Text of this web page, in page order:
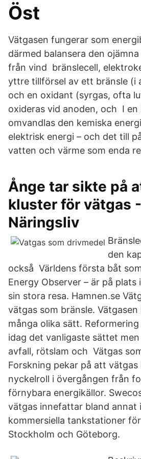
Öst
Vätgasen fungerar som
därmed balansera den
från vind bränslecell,
yttre tillförsel av ett bränsle (i
och en oxidant (syrgas, ofta
oxideras vid anoden, och I en
omvandlas den kemiska
elektrisk energi – och det till
vatten och värme som enda
Ånge tar sikte på
kluster för vätgas
Näringsliv
den
också Världens första båt
Energy Observer – är på
sin stora resa. Hamnen.se
vätgas som bränsle.
många olika sätt.
idag det vanligaste sättet
avfall, rötslam och Vätgas
Forskning pekar på att
nyckelroll i övergången från
förnybara energikällor.
vätgas innefattar bland annat
kommersiella tankstationer
Stockholm och Göteborg.